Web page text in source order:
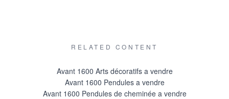
RELATED CONTENT
Avant 1600 Arts décoratifs a vendre
Avant 1600 Pendules a vendre
Avant 1600 Pendules de cheminée a vendre